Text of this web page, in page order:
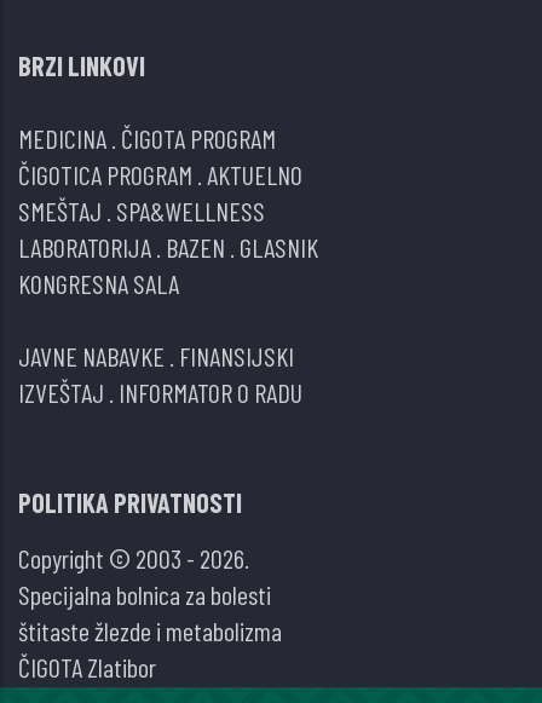
BRZI LINKOVI
MEDICINA ČIGOTA PROGRAM
ČIGOTICA PROGRAM AKTUELNO
SMEŠTAJ SPA&WELLNESS
LABORATORIJA BAZEN GLASNIK
KONGRESNA SALA
JAVNE NABAVKE FINANSIJSKI
IZVEŠTAJ INFORMATOR O RADU
POLITIKA PRIVATNOSTI
Copyright © 2003 - 2026.
Specijalna bolnica za bolesti
štitaste žlezde i metabolizma
ČIGOTA Zlatibor